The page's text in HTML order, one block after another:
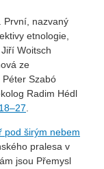
První, nazvaný
etnologie,
Woitsch
ze
Péter Szabó
Radim Hédl
.
pod širým nebem
pralesa v
jsou Přemysl